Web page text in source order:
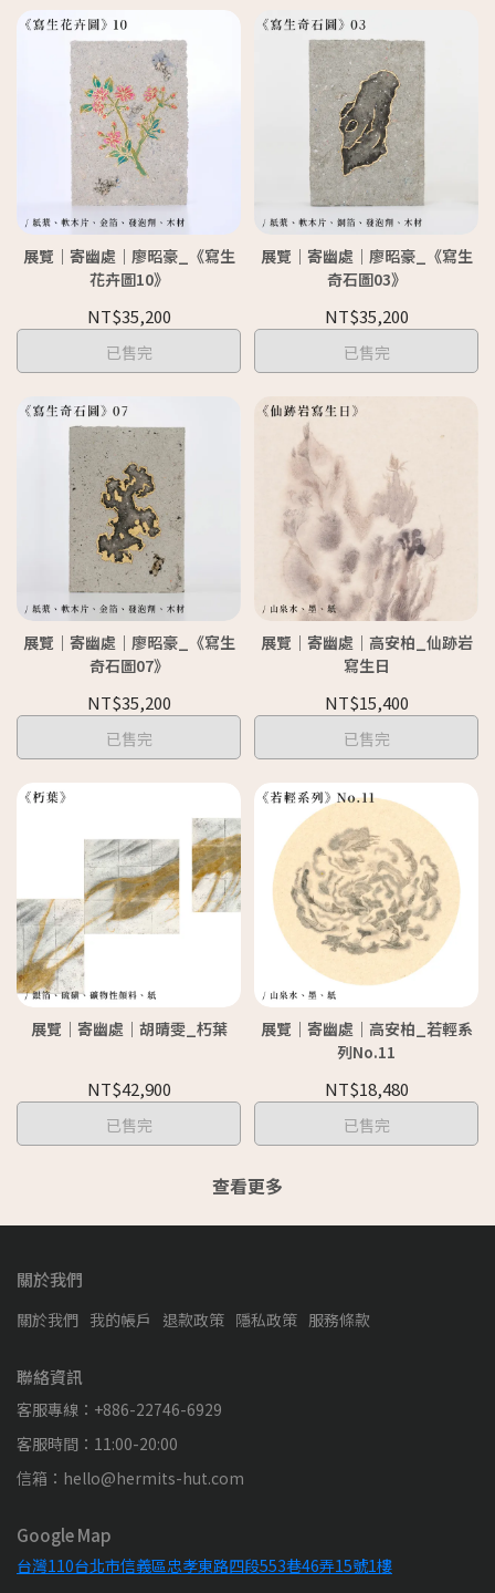
展覽｜寄幽處｜廖昭豪_《寫生
花卉圖10》
NT$35,200
已售完
展覽｜寄幽處｜廖昭豪_《寫生
奇石圖03》
NT$35,200
已售完
展覽｜寄幽處｜廖昭豪_《寫生
奇石圖07》
NT$35,200
已售完
展覽｜寄幽處｜高安柏_仙跡岩
寫生日
NT$15,400
已售完
展覽｜寄幽處｜胡晴雯_朽葉
NT$42,900
已售完
展覽｜寄幽處｜高安柏_若輕系
列No.11
NT$18,480
已售完
查看更多
關於我們
關於我們 我的帳戶 退款政策 隱私政策 服務條款
聯絡資訊
客服專線：+886-22746-6929
客服時間：11:00-20:00
信箱：hello@hermits-hut.com
Google Map
台灣110台北市信義區忠孝東路四段553巷46弄15號1樓